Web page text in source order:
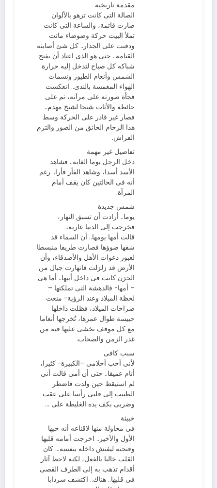
مقدمة تاريخية
الصالة التى كانت تزهو بالألوان
صارت قاتمة، والساعة التى كانت
تملأ البيت حركة وضوضاء ماتت
ودفنت على الجدار.. كل شئ أصابته
القتامة.. حتى هو الذى اعتاد أن يفتح
شباكه كل صباح لتدخل إليه حرارة
الشمس وأنغام الطيور ونسمات
الهواء المغمسة بالندى.. انعكست
فجأة صورته على مرآته، ثم على
حائطه والأثاث شبحا لشيخ مهدم..
فصار غير قادر على الحركة وسط
هذا الزحام الخانق من الصور والتزم
الفراش.
تفاصيل غير مهمة
دخل الرجل يوما الغابة.. فشاهد
الأسد أسدا، وشاهد الفأر فأرا.. رغم
أنه فى الحالتين كان يقف أمام
المرآة.
شمس جديدة
يوما.. أرادت أن تسبق النهار،
فخرجت إلى الدنيا عارية..
قالت أمها يومها.. أن السماء قد
شقها ضوؤها فصارت طريقا منبسطا
لعبور دعوات الأهل والأصدقاء، وأن
الأرض قد زلزلت فانهارت جبال من
الحزن كانت فى داخل أبيها.. أما هى
– أمها- فالدهشة التى تملكتها –
لحظة الميلاد وعند الرؤية- منعت
صراخات الميلاد، فظلت داخلها
حبيسة طوال عمرها، تُخرجها أنغاما
مع كل موقف تخشى عليها فيه من
غدر الزمن والصحاب.
سبب كافى
لأنى أحب أحلامى –الكبيرة- كثيرا،
أنام عميقا.. حتى أن أمى قالت أنى
لم استيقظ حين ولدت فاضطر
الطبيب إلى قلبى رأسا على عقب
وضربى بكف يده الغليطة على …
خبيئة
فى محاولة منها لاقناعه أنه حبها
الأول والأخير.. اخرجت أمامه قلبها
وفتحته ليفتش داخله بنفسه… كان
القلب خاليا بالفعل، لكنه لاحظ آثار
أقدام تذهب به إلى الطرف القصى
فى قلبها.. هناك.. اكتشف سردابا